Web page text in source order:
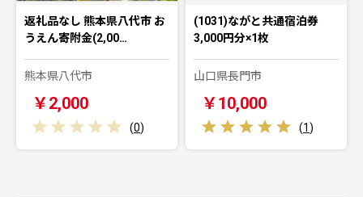
返礼品なし 熊本県八代市 お
うえん寄附金(2,00…
熊本県八代市
￥2,000
(0)
(1031)ながと共通宿泊券
3,000円分×1枚
山口県長門市
￥10,000
(1)